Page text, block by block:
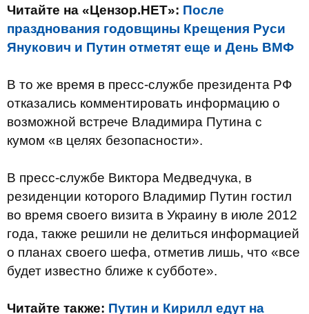
Читайте на «Цензор.НЕТ»: После
празднования годовщины Крещения Руси
Янукович и Путин отметят еще и День ВМФ
В то же время в пресс-службе президента РФ
отказались комментировать информацию о
возможной встрече Владимира Путина с
кумом «в целях безопасности».
В пресс-службе Виктора Медведчука, в
резиденции которого Владимир Путин гостил
во время своего визита в Украину в июле 2012
года, также решили не делиться информацией
о планах своего шефа, отметив лишь, что «все
будет известно ближе к субботе».
Читайте также: Путин и Кирилл едут на